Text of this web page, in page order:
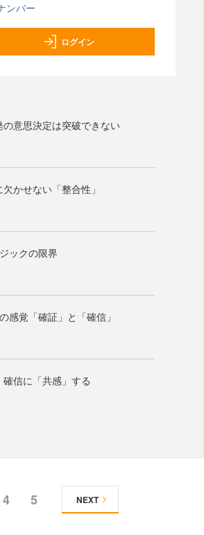
ンバー
ログイン
意思決定は突破できない
かせない「整合性」
ックの限界
感覚「確証」と「確信」
信に「共感」する
4 5 NEXT